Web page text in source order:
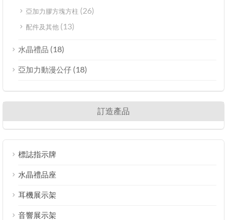
亞加力膠方塊方柱 (26)
配件及其他 (13)
水晶禮品 (18)
亞加力動漫公仔 (18)
訂造產品
標誌指示牌
水晶禮品座
耳機展示架
音響展示架